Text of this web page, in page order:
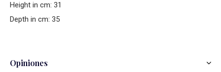
Height in cm: 31
Depth in cm: 35
Opiniones